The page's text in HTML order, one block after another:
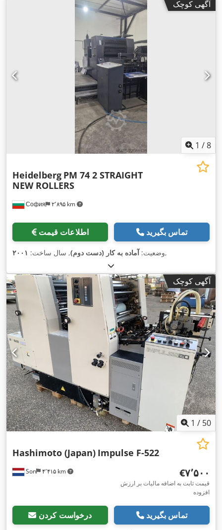
آگهی کوچک
1 /8
София ۲٬۸۹۵ km
Heidelberg PM 74 2 STRAIGHT
NEW ROLLERS
اطلاعات قیمت تماس بگیرید
وضعیت: آماده به کار (دست دوم), سال ساخت: ۲۰۰۱ ,
آگهی کوچک
1 / 50
Son ۴٬۴۱۵ km
Hashimoto (Japan) Impulse F-522
‎€۷٬۵۰۰
قیمت ثابت به اضافه مالیات بر ارزش
افزوده
درخواست کردن تماس بگیرید